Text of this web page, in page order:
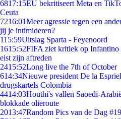
6817:15EU bekritiseert Meta en
Ceuta
7216:01Meer agressie tegen een
jij je intimideren?
115:59Uitslag Sparta - Feyenoord
1615:52FIFA ziet kritiek op Infantino
eist zijn aftreden
2415:52Long live the 7th of October
614:34Nieuwe president De la
drugskartels Colombia
4414:03Houthi's vallen Saoedi-
blokkade olieroute
2013:47Random Pics van de Dag